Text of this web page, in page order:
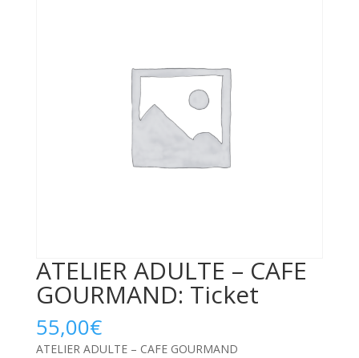
ATELIER ADULTE – CAFE
GOURMAND: Ticket
55,00€
ATELIER ADULTE – CAFE GOURMAND